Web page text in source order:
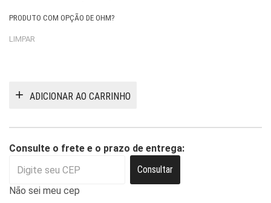
PRODUTO COM OPÇÃO DE OHM?
LIMPAR
ADICIONAR AO CARRINHO
Consulte o frete e o prazo de entrega:
Consultar
Não sei meu cep